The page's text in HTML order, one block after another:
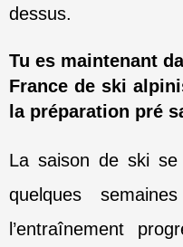
dessus.
Tu es maintenant
France de ski
la préparation pré
La saison de ski
quelques
l’entraînement